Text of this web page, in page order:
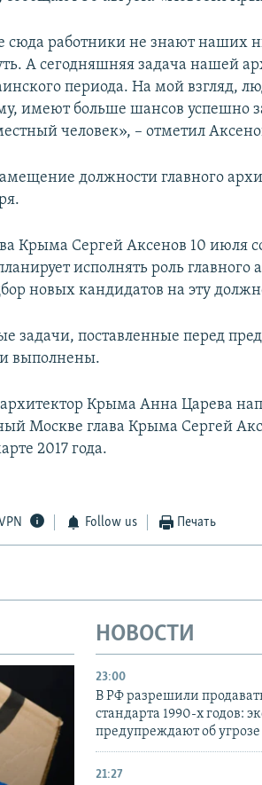
работники не знают наших
А сегодняшняя задача нашей
периода. На мой взгляд,
имеют больше шансов успешно
человек», – отметил
должности главного
Крыма Сергей Аксенов 10 июля
исполнять роль главного
новых кандидатов на эту
задачи, поставленные перед
выполнены.
Крыма Анна Царева
Москве глава Крыма Сергей
2017 года.
Follow us Печать
НОВОСТИ
23:00
В РФ разрешили
стандарта 1990-х годов:
предупреждают об
21:27